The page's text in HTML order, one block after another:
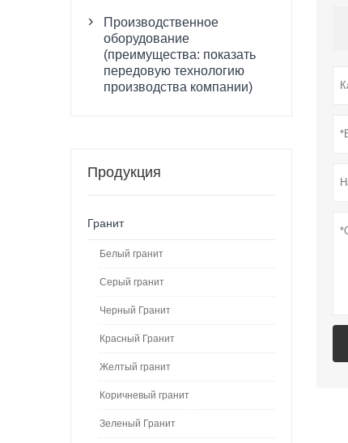

Производственное
оборудование
(преимущества: показать
передовую технологию
производства компании)
Продукция
Гранит
Белый гранит
Серый гранит
Черный Гранит
Красный Гранит
Желтый гранит
Коричневый гранит
Зеленый Гранит